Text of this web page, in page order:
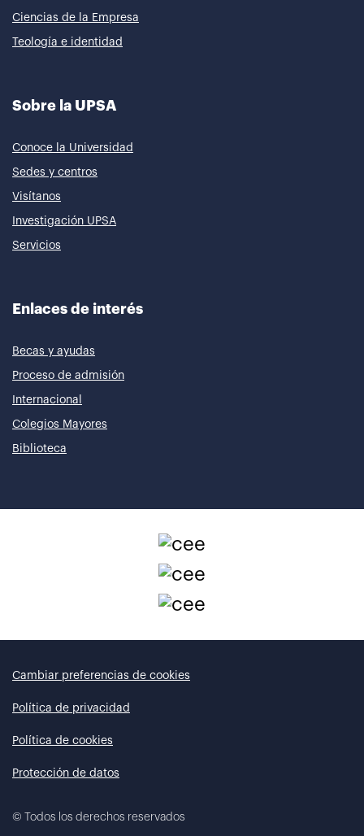
Ciencias de la Empresa
Teología e identidad
Sobre la UPSA
Conoce la Universidad
Sedes y centros
Visítanos
Investigación UPSA
Servicios
Enlaces de interés
Becas y ayudas
Proceso de admisión
Internacional
Colegios Mayores
Biblioteca
Cambiar preferencias de cookies
Política de privacidad
Política de cookies
Protección de datos
© Todos los derechos reservados